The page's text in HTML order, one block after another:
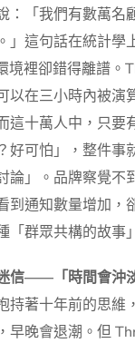
：「我們有數萬名
」這句話在統計學
境裡卻錯得離譜。
以在三小時內被演
這十萬人中，只要
好可怕」，整件事
論」。品牌察覺不
到通知數量增加，
「群眾共構的故事
信——「時間會沖
持著十年前的思維
早晚會退潮。但